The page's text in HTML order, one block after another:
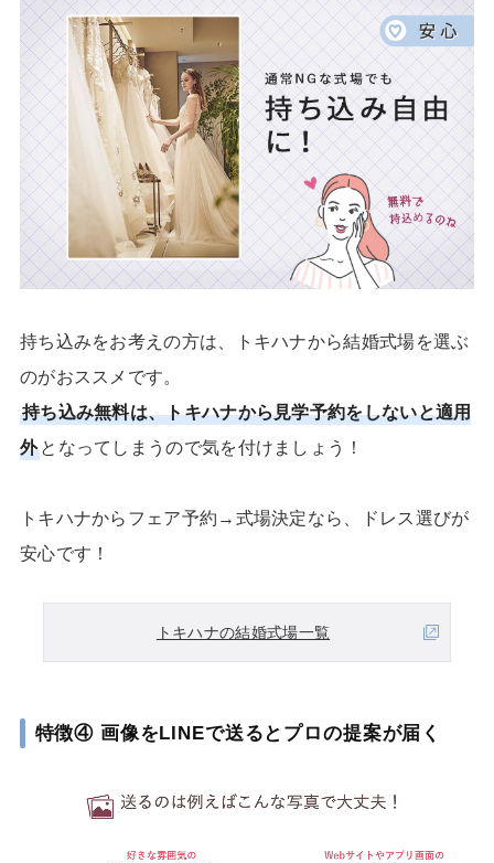
持ち込みをお考えの方は、トキハナから結婚式場を選ぶ
のがおススメです。
持ち込み無料は、トキハナから見学予約をしないと適用
外 となってしまうので気を付けましょう！
トキハナからフェア予約→式場決定なら、ドレス選びが
安心です！
トキハナの結婚式場一覧
特徴④ 画像をLINEで送るとプロの提案が届く